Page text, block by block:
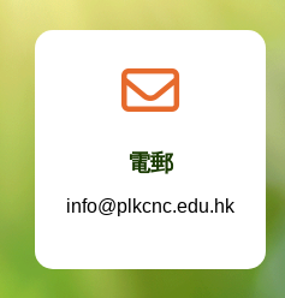
電郵
info@plkcnc.edu.hk